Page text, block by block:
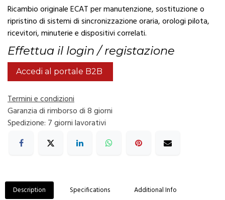
Ricambio originale ECAT per manutenzione, sostituzione o
ripristino di sistemi di sincronizzazione oraria, orologi pilota,
ricevitori, minuterie e dispositivi correlati.
Effettua il login / registazione
Accedi al portale B2B
Termini e condizioni
Garanzia di rimborso di 8 giorni
Spedizione: 7 giorni lavorativi
Description Specifications Additional Info